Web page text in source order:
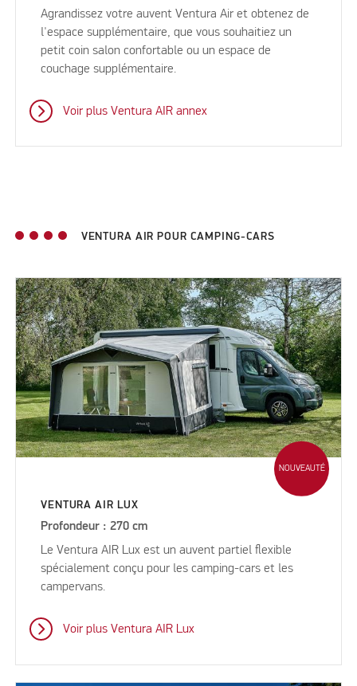
Agrandissez votre auvent Ventura Air et obtenez de
l'espace supplémentaire, que vous souhaitiez un
petit coin salon confortable ou un espace de
couchage supplémentaire.
Voir plus Ventura AIR annex
VENTURA AIR POUR CAMPING-CARS
NOUVEAUTÉ
VENTURA AIR LUX
Profondeur : 270 cm
Le Ventura AIR Lux est un auvent partiel flexible
spécialement conçu pour les camping-cars et les
campervans.
Voir plus Ventura AIR Lux